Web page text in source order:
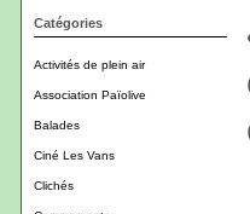
Catégories
Activités de plein air
Association Païolive
Balades
Ciné Les Vans
Clichés